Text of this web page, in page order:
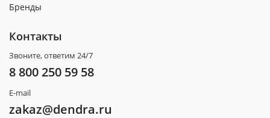
Бренды
Контакты
Звоните, ответим 24/7
8 800 250 59 58
E-mail
zakaz@dendra.ru